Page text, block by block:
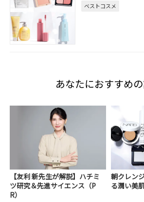
ベストコスメ
あなたにおすすめ
【友利 新先生が解説】ハチミ
ツ研究＆先進サイエンス（P
R）
朝クレン
る潤い美